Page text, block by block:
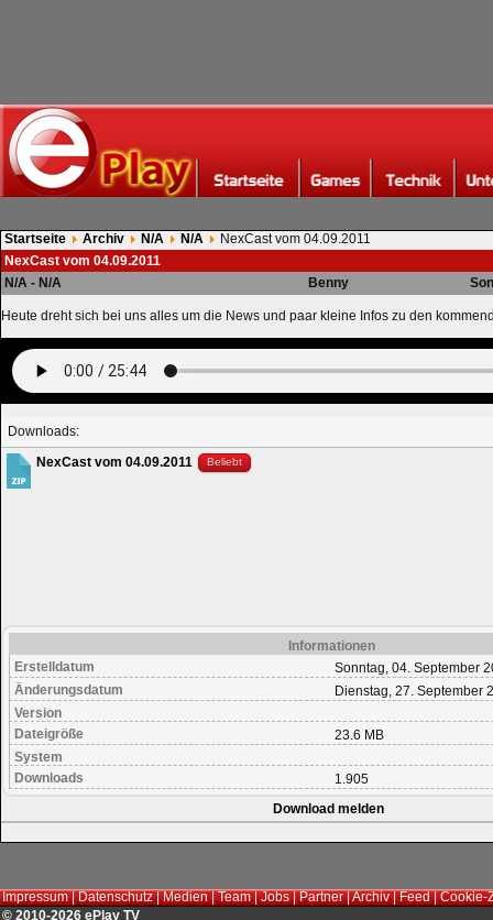
Startseite Archiv N/A N/A
NexCast vom 04.09.2011
NexCast vom 04.09.2011
N/A - N/A
Benny
Heute dreht sich bei uns alles um die News und paar kleine Infos zu den
Downloads:
NexCast vom 04.09.2011
Beliebt
Informationen
Erstelldatum
Sonntag, 04. September
Änderungsdatum
Dienstag, 27. September
Version
Dateigröße
23.6 MB
System
Downloads
1.905
Download melden
Impressum|Datenschutz|Medien|Team|Jobs|Partner|Archiv|Feed|Cookie-
© 2010-2026 ePlay TV